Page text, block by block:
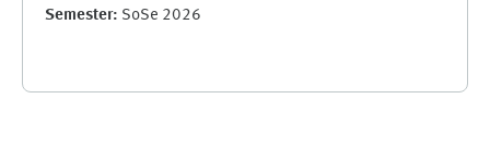
Semester: SoSe 2026